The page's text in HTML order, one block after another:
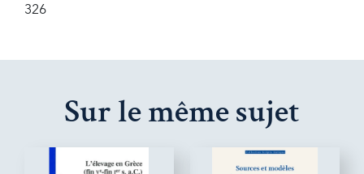
326
Sur le même sujet